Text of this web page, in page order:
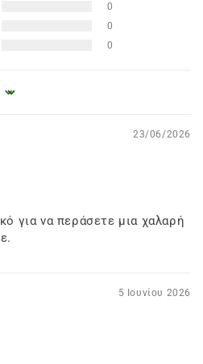
0
0
0
23/06/2026
για να περάσετε μια χαλαρή
5 Ιουνίου 2026